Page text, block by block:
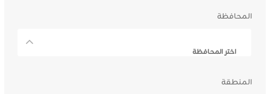
المحافظة
اختر المحافظة
المنطقة